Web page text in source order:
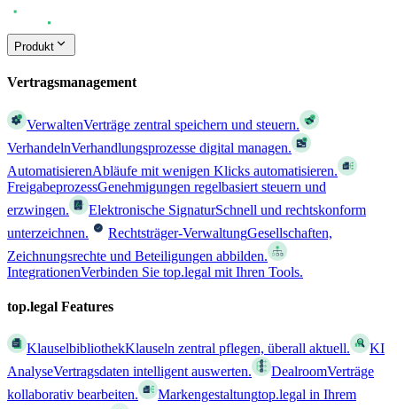
Produkt
Vertragsmanagement
VerwaltenVerträge zentral speichern und steuern.
VerhandelnVerhandlungsprozesse digital managen.
AutomatisierenAbläufe mit wenigen Klicks automatisieren.
FreigabeprozessGenehmigungen regelbasiert steuern und
erzwingen.
Elektronische SignaturSchnell und rechtskonform
unterzeichnen.
Rechtsträger-VerwaltungGesellschaften,
Zeichnungsrechte und Beteiligungen abbilden.
IntegrationenVerbinden Sie top.legal mit Ihren Tools.
top.legal Features
KlauselbibliothekKlauseln zentral pflegen, überall aktuell.
KI
AnalyseVertragsdaten intelligent auswerten. DealroomVerträge
kollaborativ bearbeiten.
Markengestaltungtop.legal in Ihrem